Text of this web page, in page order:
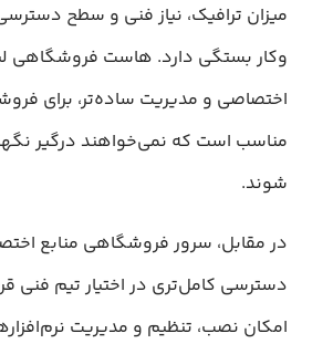
میزان ترافیک، نیاز فنی و سطح
وکار بستگی دارد. هاست فروشگاهی
اختصاصی و مدیریت ساده‌تر، برای
مناسب است که نمی‌خواهند درگیر
شوند.
در مقابل، سرور فروشگاهی منابع
دسترسی کامل‌تری در اختیار تیم فنی
امکان نصب، تنظیم و مدیریت